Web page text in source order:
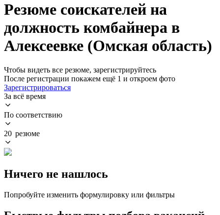
Резюме соискателей на
должность комбайнера в
Алексеевке (Омская область)
Чтобы видеть все резюме, зарегистрируйтесь
После регистрации покажем ещё 1 и откроем фото
Зарегистрироваться
За всё время
По соответствию
20 резюме
Ничего не нашлось
Попробуйте изменить формулировку или фильтры